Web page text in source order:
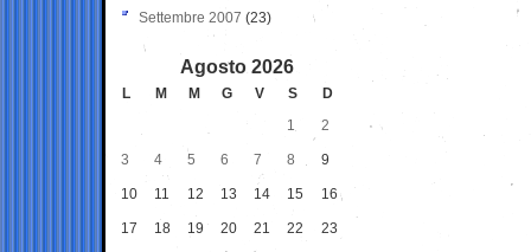
Settembre 2007 (23)
Agosto 2026
L M M G V S
D
1
2
3 4 5 6 7 8 9
10 11 12 13 14 15 16
17 18 19 20 21 22 23